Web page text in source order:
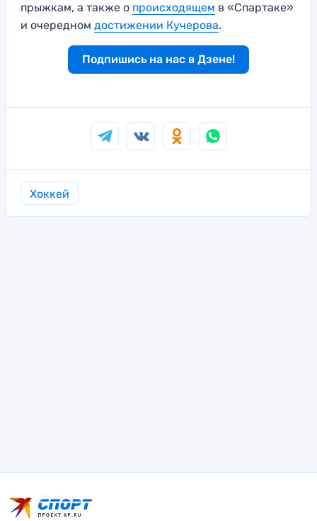
прыжкам, а также о происходящем в «Спартаке»
и очередном достижении Кучерова.
Подпишись на нас в Дзене!
Хоккей